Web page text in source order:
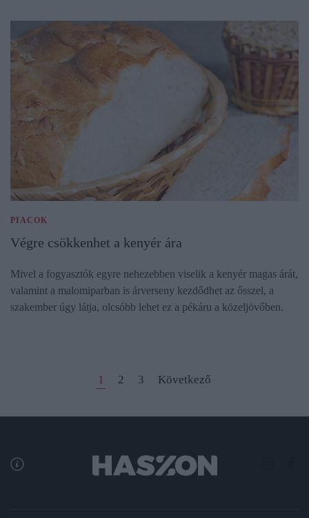
PIACOK
Végre csökkenhet a kenyér ára
Mivel a fogyasztók egyre nehezebben viselik a kenyér magas árát,
valamint a malomiparban is árverseny kezdődhet az ősszel, a
szakember úgy látja, olcsóbb lehet ez a pékáru a közeljövőben.
1 2 3 Következő